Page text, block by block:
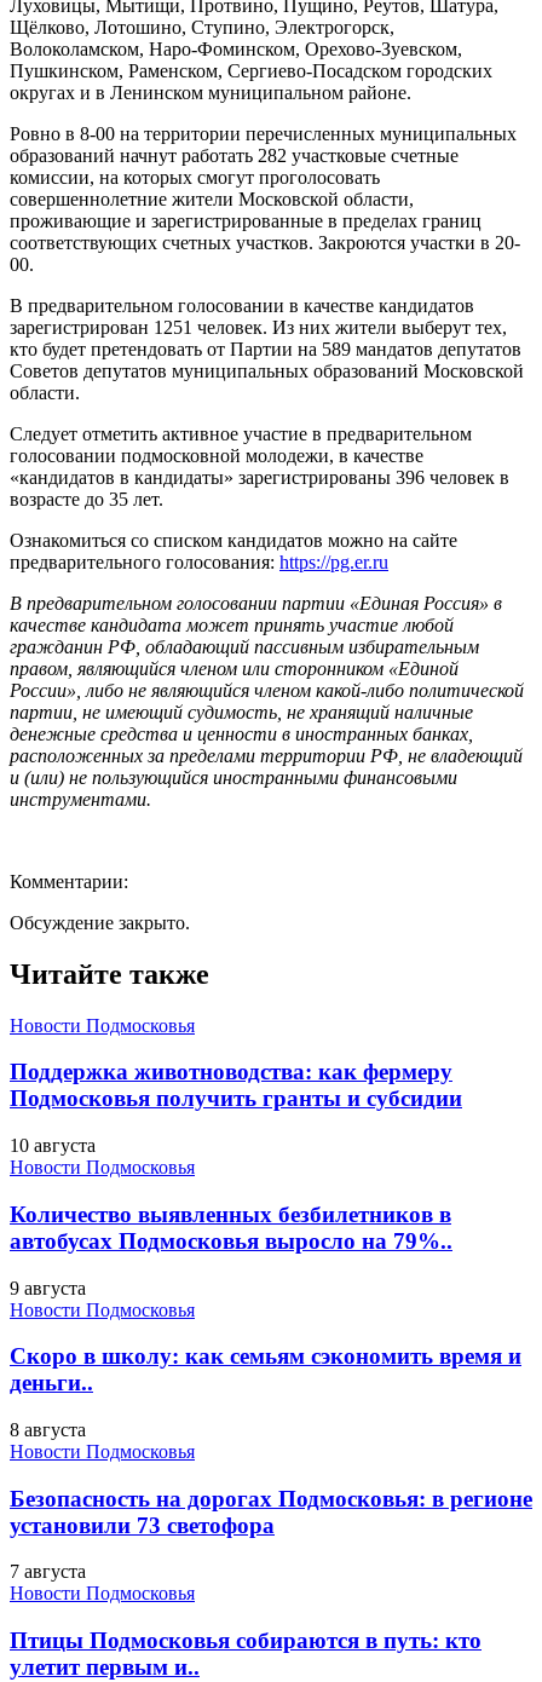
Луховицы, Мытищи, Протвино, Пущино, Реутов, Шатура,
Щёлково, Лотошино, Ступино, Электрогорск,
Волоколамском, Наро-Фоминском, Орехово-Зуевском,
Пушкинском, Раменском, Сергиево-Посадском городских
округах и в Ленинском муниципальном районе.
Ровно в 8-00 на территории перечисленных муниципальных
образований начнут работать 282 участковые счетные
комиссии, на которых смогут проголосовать
совершеннолетние жители Московской области,
проживающие и зарегистрированные в пределах границ
соответствующих счетных участков. Закроются участки в 20-
00.
В предварительном голосовании в качестве кандидатов
зарегистрирован 1251 человек. Из них жители выберут тех,
кто будет претендовать от Партии на 589 мандатов депутатов
Советов депутатов муниципальных образований Московской
области.
Следует отметить активное участие в предварительном
голосовании подмосковной молодежи, в качестве
«кандидатов в кандидаты» зарегистрированы 396 человек в
возрасте до 35 лет.
Ознакомиться со списком кандидатов можно на сайте
предварительного голосования: https://pg.er.ru
В предварительном голосовании партии «Единая Россия» в
качестве кандидата может принять участие любой
гражданин РФ, обладающий пассивным избирательным
правом, являющийся членом или сторонником «Единой
России», либо не являющийся членом какой-либо политической
партии, не имеющий судимость, не хранящий наличные
денежные средства и ценности в иностранных банках,
расположенных за пределами территории РФ, не владеющий
и (или) не пользующийся иностранными финансовыми
инструментами.
Комментарии:
Обсуждение закрыто.
Читайте также
Новости Подмосковья
Поддержка животноводства: как фермеру
Подмосковья получить гранты и субсидии
10 августа
Новости Подмосковья
Количество выявленных безбилетников в
автобусах Подмосковья выросло на 79%..
9 августа
Новости Подмосковья
Скоро в школу: как семьям сэкономить время и
деньги..
8 августа
Новости Подмосковья
Безопасность на дорогах Подмосковья: в регионе
установили 73 светофора
7 августа
Новости Подмосковья
Птицы Подмосковья собираются в путь: кто
улетит первым и..